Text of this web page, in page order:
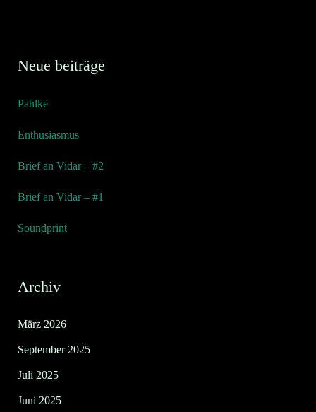
Neue beiträge
Pahlke
Enthusiasmus
Brief an Vidar – #2
Brief an Vidar – #1
Soundprint
Archiv
März 2026
September 2025
Juli 2025
Juni 2025